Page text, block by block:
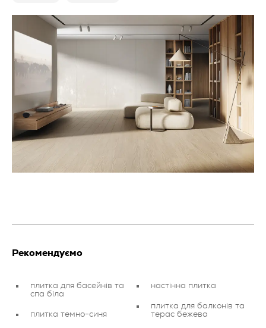
Рекомендуємо
плитка для басейнів та
спа біла
плитка темно-синя
настінна плитка
плитка для балконів та
терас бежева